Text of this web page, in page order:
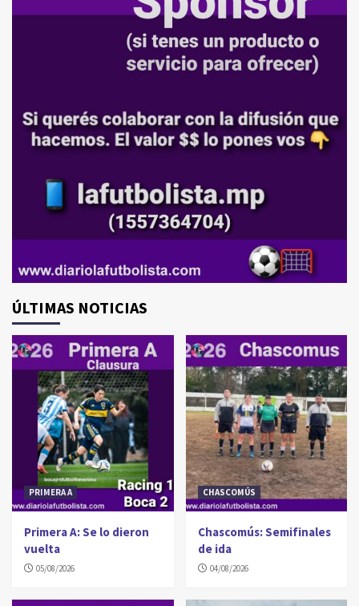
ÚLTIMAS NOTICIAS
PRIMERA A
Primera A: Se lo dieron
vuelta
05/08/2026
CHASCOMÚS
Chascomús: Semifinales
de ida
04/08/2026